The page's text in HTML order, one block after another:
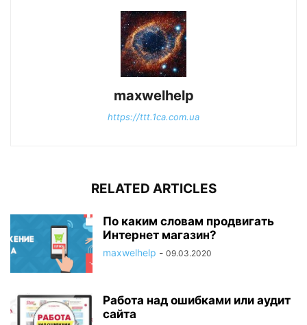
maxwelhelp
https://ttt.1ca.com.ua
RELATED ARTICLES
По каким словам продвигать
Интернет магазин?
maxwelhelp - 09.03.2020
Работа над ошибками или аудит
сайта